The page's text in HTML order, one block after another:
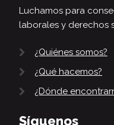
Luchamos para
laborales y derechos
¿Quiénes somos?
¿Qué hacemos?
¿Dónde
Síguenos